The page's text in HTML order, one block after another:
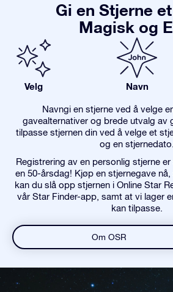
Gi en Stjerne
Magisk og
Velg Navn
Navngi en stjerne ved å velge
gavealternativer og brede utvalg av
tilpasse stjernen din ved å velge et
og en stjernedato.
Registrering av en personlig stjerne
en 50-årsdag! Kjøp en stjernegave
kan du slå opp stjernen i Online Star
vår Star Finder-app, samt at vi lager
kan tilpasse.
Om OSR